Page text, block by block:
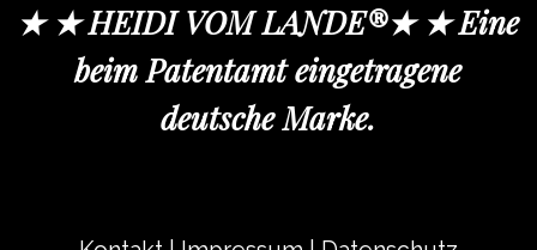
★ ★ HEIDI VOM LANDE®★ ★ Eine
beim Patentamt eingetragene
deutsche Marke.